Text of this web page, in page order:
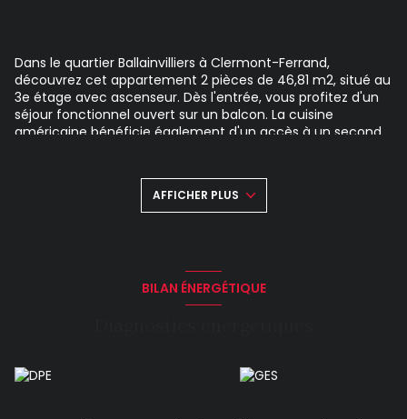
Dans le quartier Ballainvilliers à Clermont-Ferrand,
découvrez cet appartement 2 pièces de 46,81 m2, situé au
3e étage avec ascenseur. Dès l'entrée, vous profitez d'un
séjour fonctionnel ouvert sur un balcon. La cuisine
américaine bénéficie également d'un accès à un second
et un WC indépendant. Le chauffage est électrique par
radiateurs et l'eau chaude est collective. Performance
énergétique : DPE : F - GES : Disponible de suite !. Le bien est
des dépenses annuelles d'énergie pour un usage standard :
entre 1 810 et 2 510 euros. Prix moyens des énergies indexés
en 2022. Les informations sur les risques auxquels ce bien
AFFICHER PLUS
BILAN ÉNERGÉTIQUE